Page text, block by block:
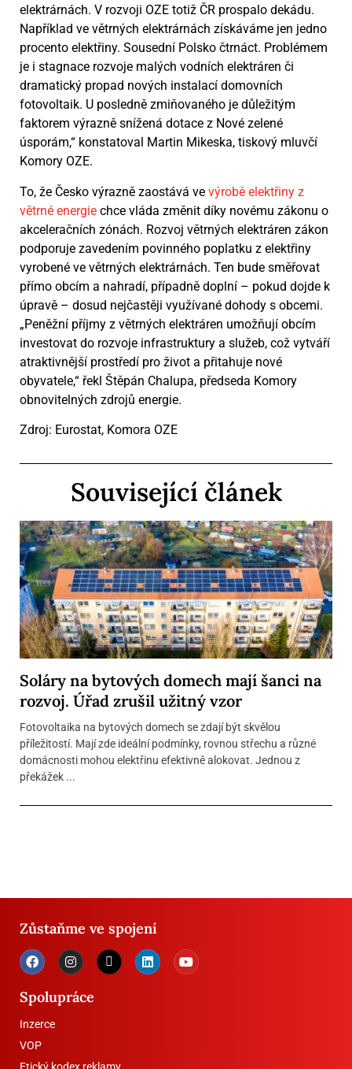
elektrárnách. V rozvoji OZE totiž ČR prospalo dekádu.
Například ve větrných elektrárnách získáváme jen jedno
procento elektřiny. Sousední Polsko čtrnáct. Problémem
je i stagnace rozvoje malých vodních elektráren či
dramatický propad nových instalací domovních
fotovoltaik. U posledně zmiňovaného je důležitým
faktorem výrazně snížená dotace z Nové zelené
úsporám,“ konstatoval Martin Mikeska, tiskový mluvčí
Komory OZE.
To, že Česko výrazně zaostává ve výrobě elektřiny z
větrné energie chce vláda změnit díky novému zákonu o
akceleračních zónách. Rozvoj větrných elektráren zákon
podporuje zavedením povinného poplatku z elektřiny
vyrobené ve větrných elektrárnách. Ten bude směřovat
přímo obcím a nahradí, případně doplní – pokud dojde k
úpravě – dosud nejčastěji využívané dohody s obcemi.
„Peněžní příjmy z větrných elektráren umožňují obcím
investovat do rozvoje infrastruktury a služeb, což vytváří
atraktivnější prostředí pro život a přitahuje nové
obyvatele,“ řekl Štěpán Chalupa, předseda Komory
obnovitelných zdrojů energie.
Zdroj: Eurostat, Komora OZE
Související článek
Soláry na bytových domech mají šanci na
rozvoj. Úřad zrušil užitný vzor
Fotovoltaika na bytových domech se zdají být skvělou
příležitostí. Mají zde ideální podmínky, rovnou střechu a různé
domácnosti mohou elektřinu efektivně alokovat. Jednou z
překážek ...
Zůstaňme ve spojení
Spolupráce
Inzerce
VOP
Etický kodex reklamy